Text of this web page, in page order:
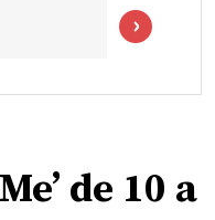
de 10 a